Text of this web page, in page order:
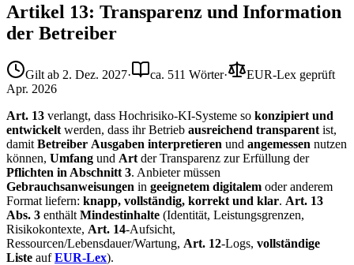
Artikel 13: Transparenz und Information
der Betreiber
Gilt ab 2. Dez. 2027· ca. 511 Wörter·
EUR-Lex geprüft
Apr. 2026
Art. 13 verlangt, dass Hochrisiko-KI-Systeme so konzipiert und
entwickelt werden, dass ihr Betrieb ausreichend transparent ist,
damit Betreiber Ausgaben interpretieren und angemessen nutzen
können, Umfang und Art der Transparenz zur Erfüllung der
Pflichten in Abschnitt 3. Anbieter müssen
Gebrauchsanweisungen in geeignetem digitalem oder anderem
Format liefern: knapp, vollständig, korrekt und klar. Art. 13
Abs. 3 enthält Mindestinhalte (Identität, Leistungsgrenzen,
Risikokontexte, Art. 14-Aufsicht,
Ressourcen/Lebensdauer/Wartung, Art. 12-Logs, vollständige
Liste aufEUR-Lex).